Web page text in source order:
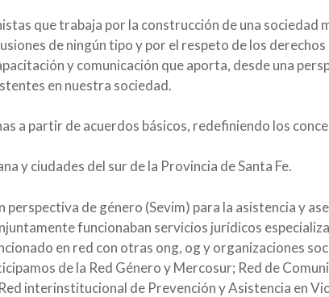
que trabaja por la construcción de una sociedad
de ningún tipo y por el respeto de los derechos
y comunicación que aporta, desde una
en nuestra sociedad.
a partir de acuerdos básicos, redefiniendo los
y ciudades del sur de la Provincia de Santa Fe.
de género (Sevim) para la asistencia y
funcionaban servicios jurídicos
en red con otras ong, og y organizaciones
de la Red Género y Mercosur; Red de
interinstitucional de Prevención y Asistencia en